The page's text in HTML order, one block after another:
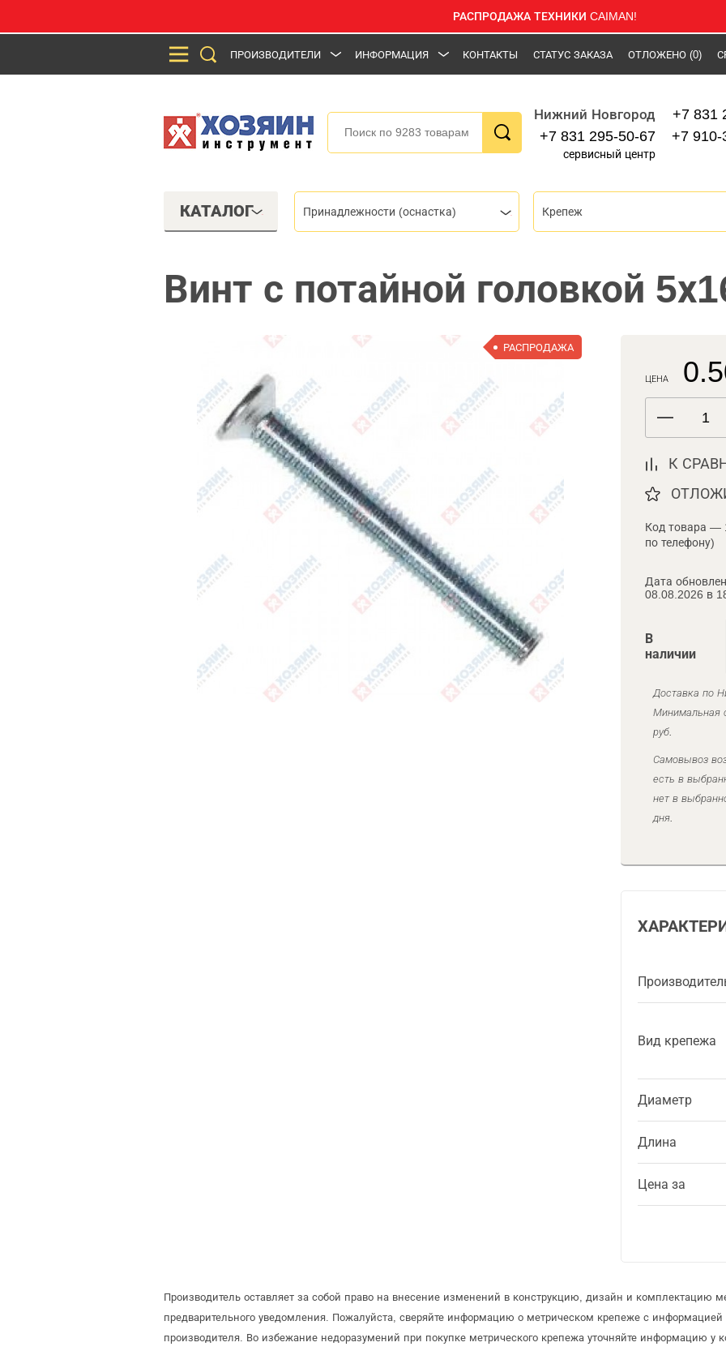
РАСПРОДАЖА ТЕХНИКИ CAIMAN!
ПРОИЗВОДИТЕЛИ ИНФОРМАЦИЯ КОНТАКТЫ СТАТУС ЗАКАЗА ОТЛОЖЕНО (0)
Нижний Новгород
+7 831 295-50-67
сервисный центр
+7 831
+7 910-
КАТАЛОГ Принадлежности (оснастка) Крепеж
Винт с потайной головкой
РАСПРОДАЖА
ЦЕНА
К
Код товара —
по телефону)
Дата
08.08.2026 в
В
наличии
Доставка по
Минимальная
руб.
Самовывоз
есть в
нет в
дня.
Вид крепежа
Диаметр
Длина
Цена за
Производитель оставляет за собой право на внесение изменений в конструкцию, дизайн и комплектацию
предварительного уведомления. Пожалуйста, сверяйте информацию о метрическом крепеже с
производителя. Во избежание недоразумений при покупке метрического крепежа уточняйте информацию у